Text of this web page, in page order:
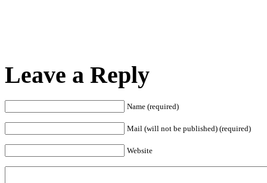
Leave a Reply
Name (required)
Mail (will not be published) (required)
Website